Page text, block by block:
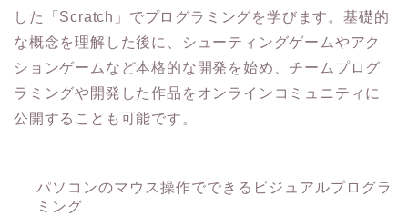
した「Scratch」でプログラミングを学びます。基礎的
な概念を理解した後に、シューティングゲームやアク
ションゲームなど本格的な開発を始め、チームプログ
ラミングや開発した作品をオンラインコミュニティに
公開することも可能です。
パソコンのマウス操作でできるビジュアルプログラ
ミング